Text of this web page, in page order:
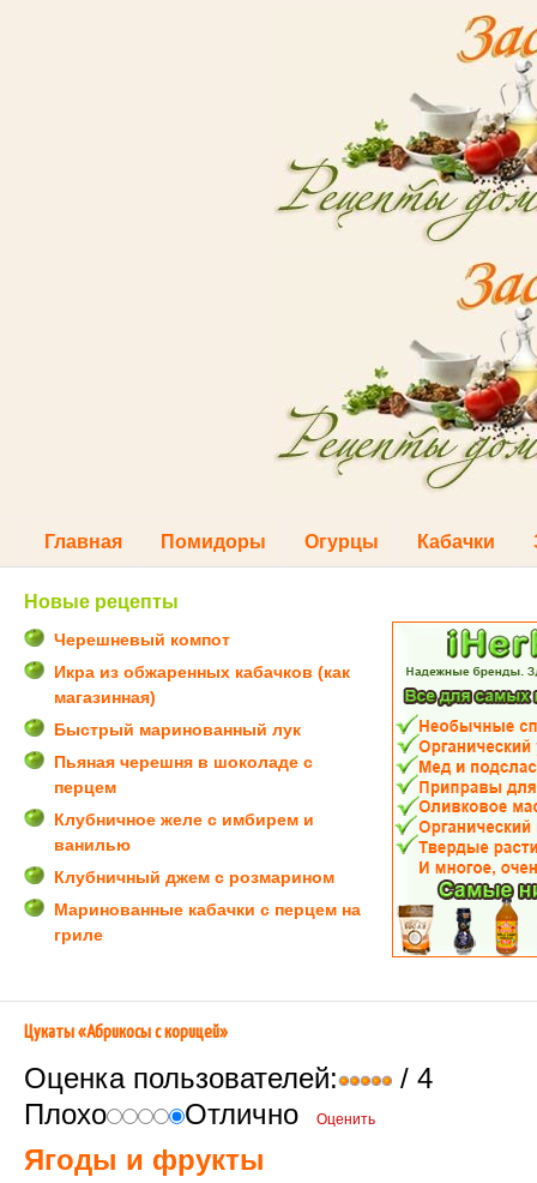
Главная Помидоры Огурцы Кабачки
Новые рецепты
Черешневый компот
Икра из обжаренных кабачков (как
магазинная)
Быстрый маринованный лук
Пьяная черешня в шоколаде с
перцем
Клубничное желе с имбирем и
ванилью
Клубничный джем с розмарином
Маринованные кабачки с перцем на
гриле
Цукаты «Абрикосы с корицей»
Оценка пользователей:
/ 4
Плохо
Отлично
Ягоды и фрукты